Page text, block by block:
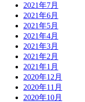
2021年7月
2021年6月
2021年5月
2021年4月
2021年3月
2021年2月
2021年1月
2020年12月
2020年11月
2020年10月